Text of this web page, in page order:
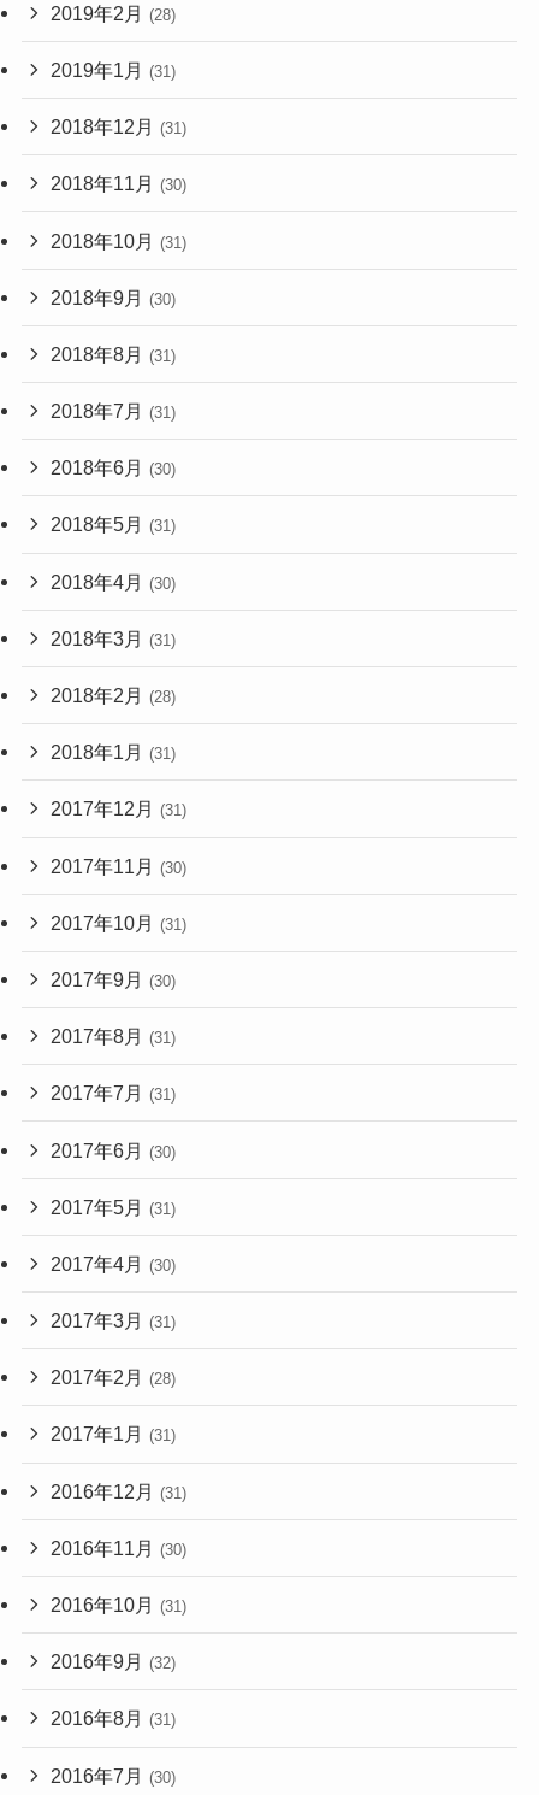
2019年2月 (28)
2019年1月 (31)
2018年12月 (31)
2018年11月 (30)
2018年10月 (31)
2018年9月 (30)
2018年8月 (31)
2018年7月 (31)
2018年6月 (30)
2018年5月 (31)
2018年4月 (30)
2018年3月 (31)
2018年2月 (28)
2018年1月 (31)
2017年12月 (31)
2017年11月 (30)
2017年10月 (31)
2017年9月 (30)
2017年8月 (31)
2017年7月 (31)
2017年6月 (30)
2017年5月 (31)
2017年4月 (30)
2017年3月 (31)
2017年2月 (28)
2017年1月 (31)
2016年12月 (31)
2016年11月 (30)
2016年10月 (31)
2016年9月 (32)
2016年8月 (31)
2016年7月 (30)